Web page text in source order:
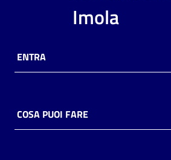
online
Imola
ENTRA
COSA PUOI FARE